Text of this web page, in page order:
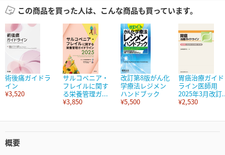
この商品を買った人は、こんな商品も買っています。
術後痛ガイドラ
イン
¥3,520
サルコペニア・
フレイルに関す
る栄養管理ガ...
¥3,850
改訂第8版がん化
学療法レジメン
ハンドブック
¥5,500
胃癌治療ガイド
ライン医師用
2025年3月改訂
¥2,530
概要